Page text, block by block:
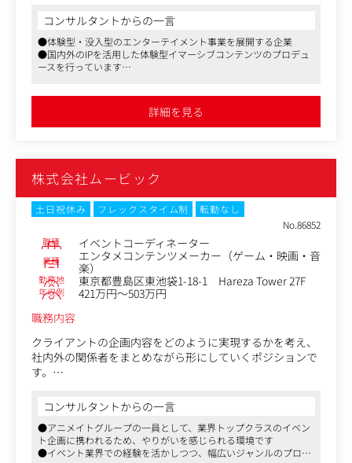
〈具体的な業務内容〉
●体験型エンターテイメントプロジェクトのプロジェクト
マネジメント（制作進行）業務
●プロジェクト管理・スケジュール管理・チーム管理・座
●クライアントや外部協力会社 / クリエイターとの渉外業
コンサルタントからの一言
●体験型・没入型のエンターテイメント事業を展開する企業
●国内外のIPを活用した体験型イマーシブコンテンツのプロデュ
ースを行っています
詳細を見る
株式会社ムービック
土日祝休み フレックスタイム制
転勤なし
No.86852
職種 イベントコーディネーター
業種
エンタメコンテンツメーカー（ゲーム・映画・音
楽）
勤務地 東京都豊島区東池袋1-18-1 Hareza Tower 27F
年収例
421万円～503万円
職務内容
クライアントの企画内容をどのように実現するかを考え、
社内外の関係者をまとめながら形にしていくポジションで
す。
【具体的な業務内容】
・クライアントからイベント企画や開催に伴う物販運営の
依頼を受領
・依頼内容をもとにクライアントと打ち合わせ（イベント
コンサルタントからの一言
●アニメイトグループの一員として、業界トップクラスのイベン
ト企画に携われるため、やりがいを感じられる環境です
●イベント業界での経験を活かしつつ、幅広いジャンルのプロジ